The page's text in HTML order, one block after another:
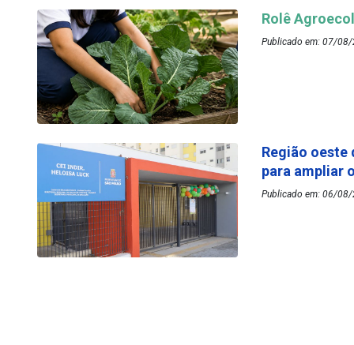
Rolê
Publicado em: 07/08/
Região oeste
para ampliar
Publicado em: 06/08/